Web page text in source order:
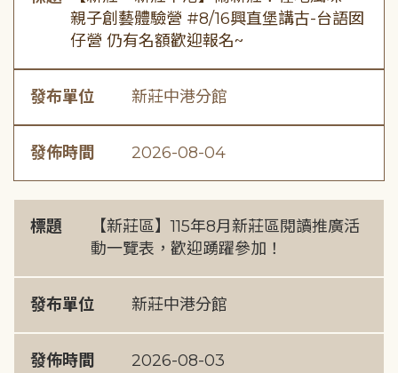
親子創藝體驗營 #8/16興直堡講古-台語囡
仔營 仍有名額歡迎報名~
發布單位 新莊中港分館
發佈時間 2026-08-04
標題
【新莊區】115年8月新莊區閱讀推廣活
動一覽表，歡迎踴躍參加！
發布單位 新莊中港分館
發佈時間 2026-08-03